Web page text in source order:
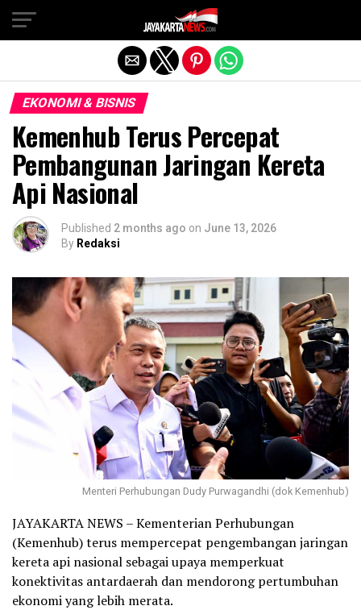
EKONOMI & BISNIS
Kemenhub Terus Percepat
Pembangunan Jaringan Kereta
Api Nasional
Published 2 months ago on June 13, 2026
By Redaksi
Menteri Perhubungan Dudy Purwagandhi (dok Kemenhub)
JAYAKARTA NEWS – Kementerian Perhubungan
(Kemenhub) terus mempercepat pengembangan jaringan
kereta api nasional sebagai upaya memperkuat
konektivitas antardaerah dan mendorong pertumbuhan
ekonomi yang lebih merata.
Exit mobile version